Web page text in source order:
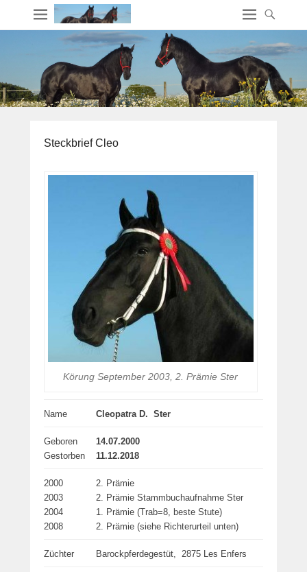
Steckbrief Cleo
Körung September 2003, 2. Prämie Ster
Name Cleopatra D. Ster
Geboren
Gestorben
14.07.2000
11.12.2018
2000
2003
2004
2008
2. Prämie
2. Prämie Stammbuchaufnahme Ster
1. Prämie (Trab=8, beste Stute)
2. Prämie (siehe Richterurteil unten)
Züchter Barockpferdegestüt, 2875 Les Enfers